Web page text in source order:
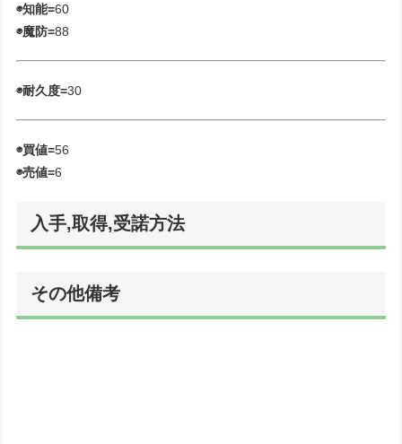
◉知能=60
◉魔防=88
◉耐久度=30
◉買値=56
◉売値=6
入手,取得,受諾方法
その他備考